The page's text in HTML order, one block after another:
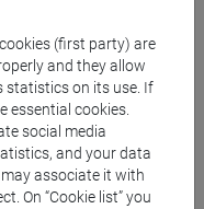
iniziale
NEGLI
II GRADO
iniziale
(first party) are
and they allow
statistics on its use. If
essential cookies.
social media
and your data
associate it with
On “Cookie list” you